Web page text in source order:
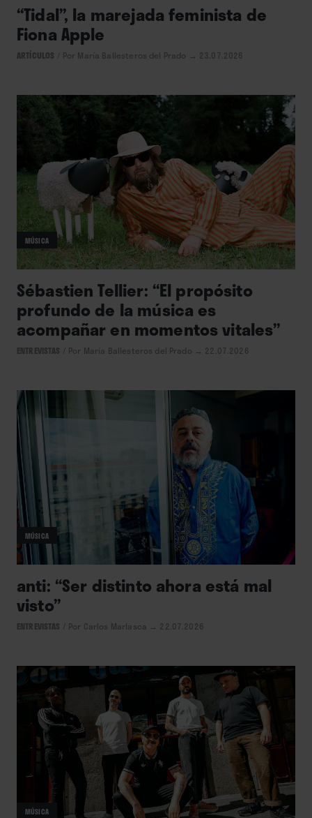
“Tidal”, la marejada feminista de
Fiona Apple
ARTÍCULOS Por María Ballesteros del Prado → 23.07.2026
MÚSICA
Sébastien Tellier: “El propósito
profundo de la música es
acompañar en momentos vitales”
ENTREVISTAS Por María Ballesteros del Prado → 22.07.2026
MÚSICA
anti: “Ser distinto ahora está mal
visto”
ENTREVISTAS Por Carlos Marlasca → 22.07.2026
MÚSICA